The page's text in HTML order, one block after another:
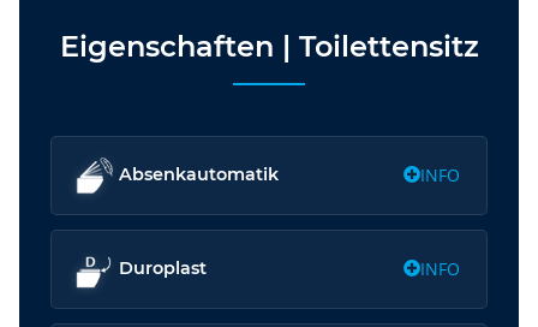
Eigenschaften | Toilettensitz
Absenkautomatik INFO
Duroplast INFO